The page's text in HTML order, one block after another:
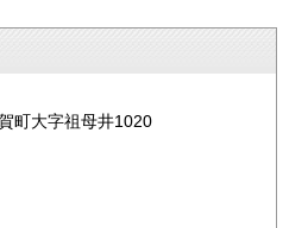
町大字祖母井1020